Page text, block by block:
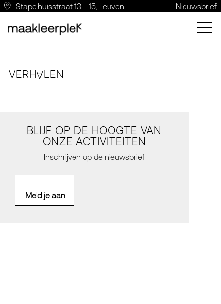
Stapelhuisstraat 13 - 15, Leuven Nieuwsbrief
VERHALEN
BLIJF OP DE HOOGTE VAN
ONZE ACTIVITEITEN
Inschrijven op de nieuwsbrief
Meld je aan